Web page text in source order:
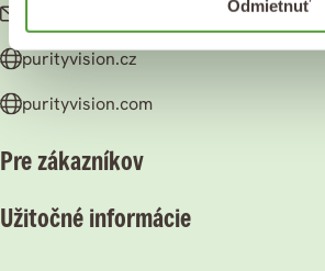
Odmietnuť
purityvision.cz
purityvision.com
Pre zákazníkov
Užitočné informácie